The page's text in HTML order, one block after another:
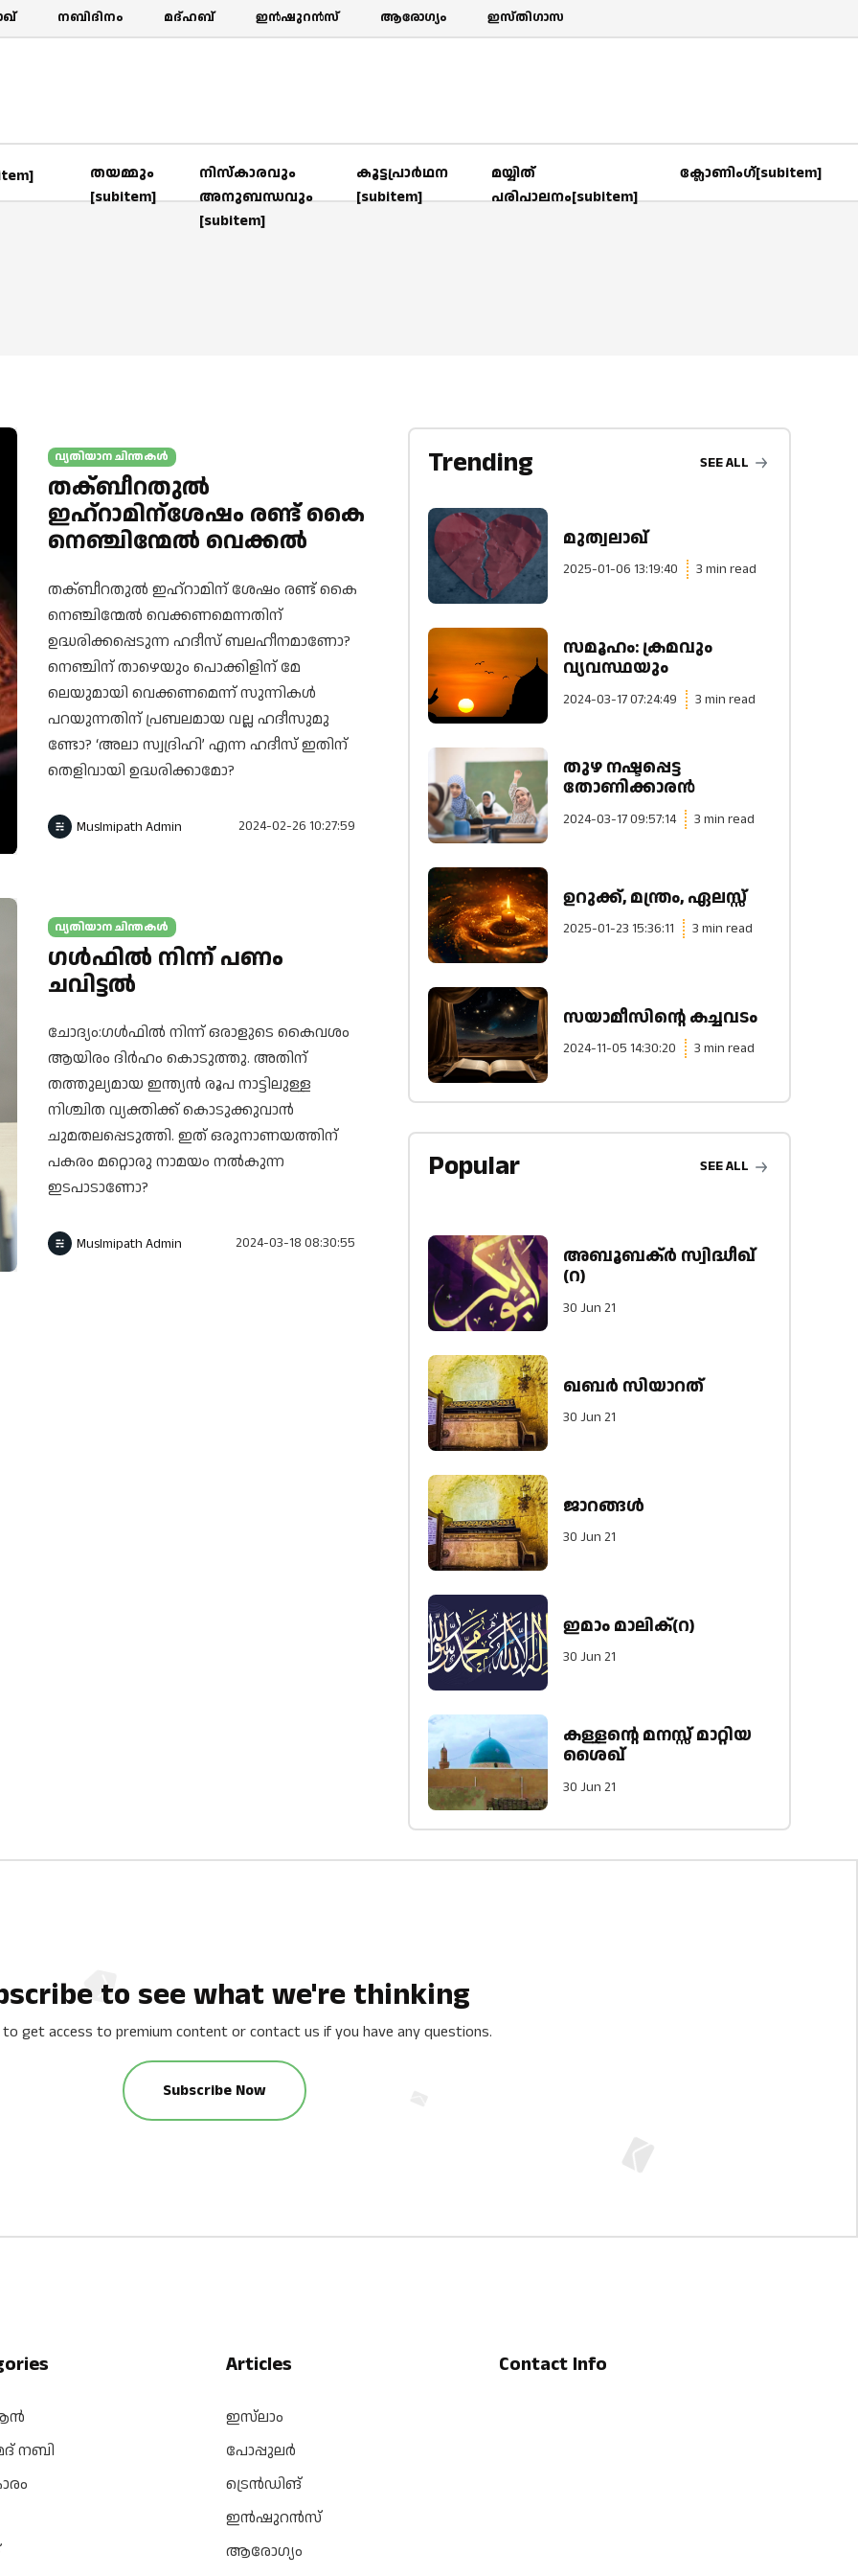
നബിദിനം മദ്ഹബ് ഇൻഷുറൻസ് ആരോഗ്യം ഇസ്തിഗാസ
തയമ്മും
[subitem]
നിസ്കാരവും
അനുബന്ധവും
[subitem]
കൂട്ടപ്രാര്‍ഥന
[subitem]
മയ്യിത്
പരിപാലനം[subitem]
ക്ലോണിംഗ്[subitem]
വ്യതിയാന ചിന്തകൾ
തക്ബീറതുല്‍
ഇഹ്റാമിന്ശേഷം രണ്ട് കൈ
നെഞ്ചിന്മേല്‍ വെക്കല്‍
തക്ബീറതുല്‍ ഇഹ്റാമിന് ശേഷം രണ്ട് കൈ
നെഞ്ചിന്മേല്‍ വെക്കണമെന്നതിന്
ഉദ്ധരിക്കപ്പെടുന്ന ഹദീസ് ബലഹീനമാണോ?
നെഞ്ചിന് താഴെയും പൊക്കിളിന് മേ
ലെയുമായി വെക്കണമെന്ന് സുന്നികള്‍
പറയുന്നതിന് പ്രബലമായ വല്ല ഹദീസുമു
ണ്ടോ? ‘അലാ സ്വദ്രിഹി’ എന്ന ഹദീസ് ഇതിന്
തെളിവായി ഉദ്ധരിക്കാമോ?
Muslmipath Admin 2024-02-26 10:27:59
വ്യതിയാന ചിന്തകൾ
ഗള്‍ഫില്‍ നിന്ന് പണം
ചവിട്ടല്‍
ചോദ്യം:ഗള്‍ഫില്‍ നിന്ന് ഒരാളുടെ കൈവശം
ആയിരം ദിര്‍ഹം കൊടുത്തു. അതിന്
തത്തുല്യമായ ഇന്ത്യന്‍ രൂപ നാട്ടിലുള്ള
നിശ്ചിത വ്യക്തിക്ക് കൊടുക്കുവാന്‍
ചുമതലപ്പെടുത്തി. ഇത് ഒരുനാണയത്തിന്
പകരം മറ്റൊരു നാമയം നല്‍കുന്ന
ഇടപാടാണോ?
Muslmipath Admin 2024-03-18 08:30:55
Trending SEE ALL
മുത്വലാഖ്
2025-01-06 13:19:40 3 min read
സമൂഹം: ക്രമവും
വ്യവസ്ഥയും
2024-03-17 07:24:49 3 min read
തുഴ നഷ്ടപ്പെട്ട
തോണിക്കാരന്‍
2024-03-17 09:57:14 3 min read
ഉറുക്ക്, മന്ത്രം, ഏലസ്സ്
2025-01-23 15:36:11 3 min read
സയാമീസിന്റെ കച്ചവടം
2024-11-05 14:30:20 3 min read
Popular SEE ALL
അബൂബക്ർ സ്വിദ്ധീഖ്
(റ)
30 Jun 21
ഖബർ സിയാറത്
30 Jun 21
ജാറങ്ങൾ
30 Jun 21
ഇമാം മാലിക്(റ)
30 Jun 21
കള്ളന്റെ മനസ്സ് മാറ്റിയ
ശൈഖ്
30 Jun 21
to see what we're thinking
to get access to premium content or contact us if you have any questions.
Subscribe Now
നബി
Articles
ഇസ്‌ലാം
പോപ്പുലർ
ട്രെൻഡിങ്
ഇൻഷുറൻസ്
ആരോഗ്യം
Contact Info